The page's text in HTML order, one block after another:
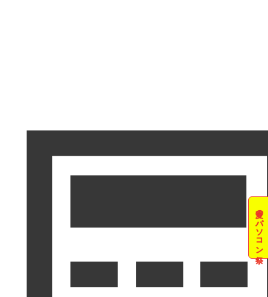
夏のパソコン祭